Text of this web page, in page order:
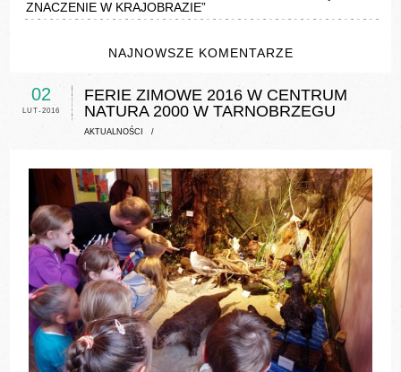
ZNACZENIE W KRAJOBRAZIE”
NAJNOWSZE KOMENTARZE
02
LUT-2016
FERIE ZIMOWE 2016 W CENTRUM
NATURA 2000 W TARNOBRZEGU
AKTUALNOŚCI /